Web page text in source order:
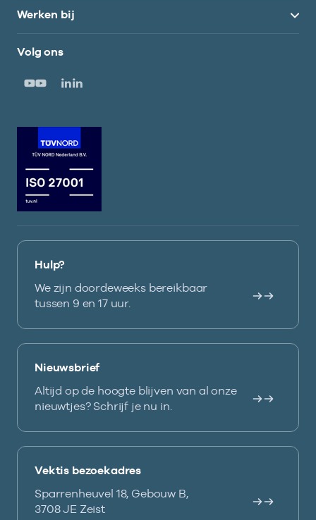
Werken bij
Volg ons
Hulp?
We zijn doordeweeks bereikbaar
tussen 9 en 17 uur.
Nieuwsbrief
Altijd op de hoogte blijven van al onze
nieuwtjes? Schrijf je nu in.
Vektis bezoekadres
Sparrenheuvel 18, Gebouw B,
3708 JE Zeist